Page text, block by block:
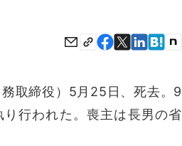
取締役）5月25日、死去。9
行われた。喪主は長男の省